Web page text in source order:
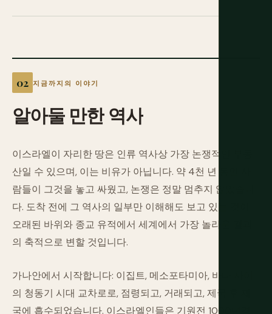
지금까지의 이야기
알아둘 만한 역사
이스라엘이 자리한 땅은 인류 역사상 가장 논쟁적인 부동
산일 수 있으며, 이는 비유가 아닙니다. 약 4천 년 동안 사
람들이 그것을 놓고 싸웠고, 논쟁은 정말 멈추지 않았습니
다. 도착 전에 그 역사의 일부만 이해해도 보고 있는 것이
오래된 바위와 종교 유적에서 세계에서 가장 놀라운 결과
의 축적으로 변할 것입니다.
가나안에서 시작합니다: 이집트, 메소포타미아, 바다 사이
의 청동기 시대 교차로로, 점령되고, 거래되고, 제국 후 제
국에 흡수되었습니다. 이스라엘인들은 기원전 1000년경